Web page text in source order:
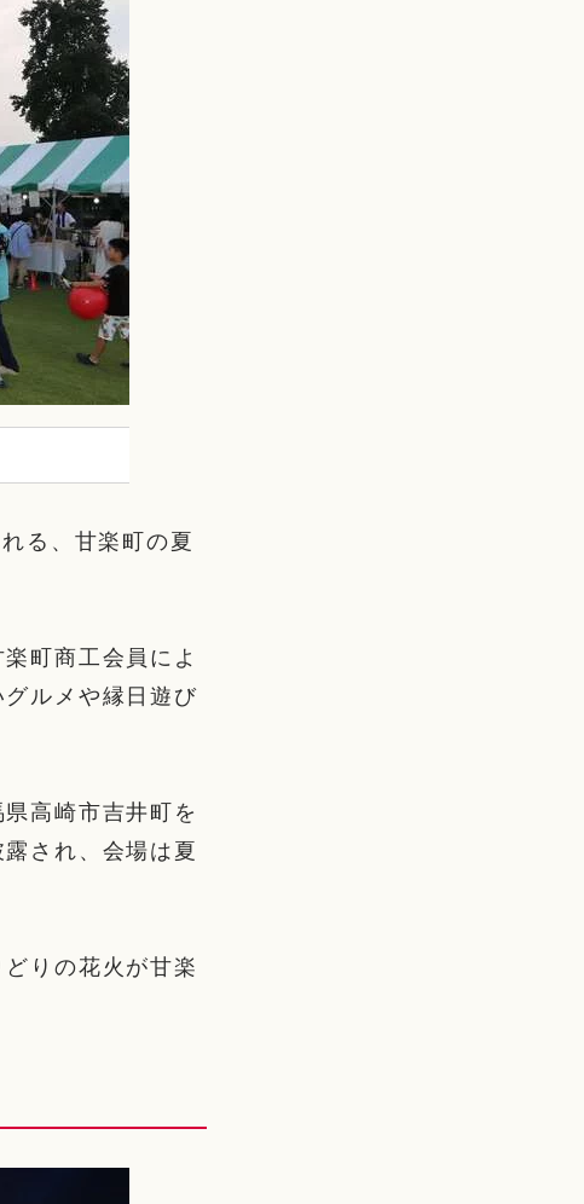
る、甘楽町の夏
町商工会員によ
ルメや縁日遊び
高崎市吉井町を
され、会場は夏
りの花火が甘楽